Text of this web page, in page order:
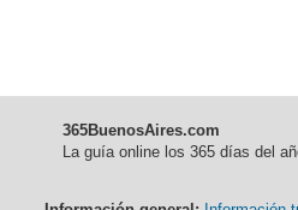
365BuenosAires.com
La guía online los 365 días del